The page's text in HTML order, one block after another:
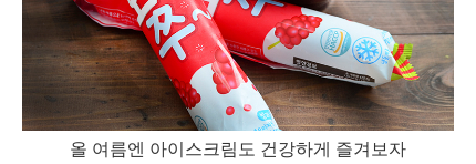
올 여름엔 아이스크림도 건강하게 즐겨보자